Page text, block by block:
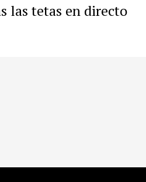
las tetas en directo